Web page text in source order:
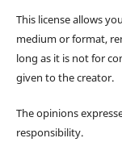
This license allows
medium or format,
long as it is not for
given to the creator.
The opinions
responsibility.